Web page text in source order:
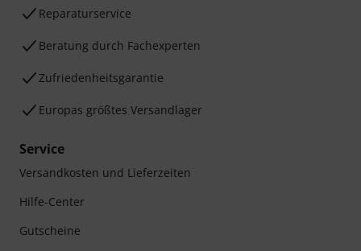
Reparaturservice
Beratung durch Fachexperten
Zufriedenheitsgarantie
Europas größtes Versandlager
Service
Versandkosten und Lieferzeiten
Hilfe-Center
Gutscheine